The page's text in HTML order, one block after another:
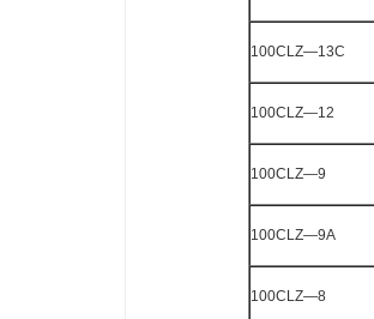
100CLZ—13C
100CLZ—12
100CLZ—9
100CLZ—9A
100CLZ—8